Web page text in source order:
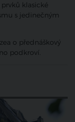
klasické
s jedinečným
o přednáškový
podkroví.